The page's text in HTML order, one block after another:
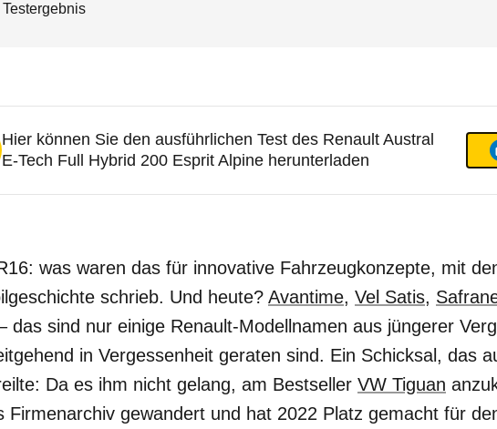
Format
Hier können Sie den ausführlichen Test des Renault Austral
E-Tech Full Hybrid 200 Esprit Alpine herunterladen
was waren das für innovative Fahrzeugkonzepte, mit
schrieb. Und heute? Avantime, Vel Satis,
das sind nur einige Renault-Modellnamen aus jüngerer
in Vergessenheit geraten sind. Ein Schicksal, das
Da es ihm nicht gelang, am Bestseller VW Tiguan
Firmenarchiv gewandert und hat 2022 Platz gemacht für